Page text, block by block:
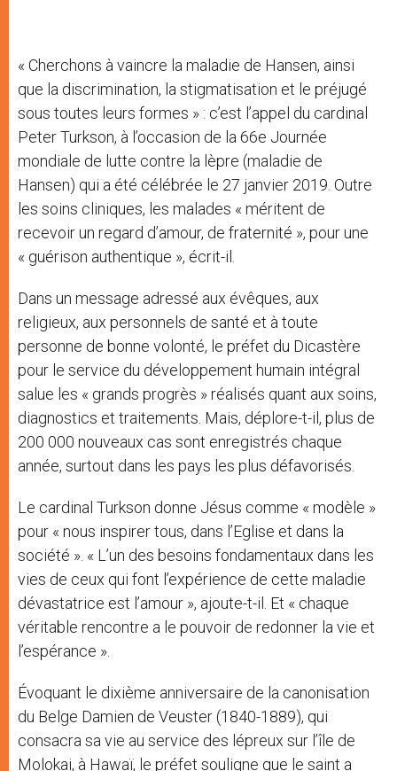
« Cherchons à vaincre la maladie de Hansen, ainsi
que la discrimination, la stigmatisation et le préjugé
sous toutes leurs formes » : c’est l’appel du cardinal
Peter Turkson, à l’occasion de la 66e Journée
mondiale de lutte contre la lèpre (maladie de
Hansen) qui a été célébrée le 27 janvier 2019. Outre
les soins cliniques, les malades « méritent de
recevoir un regard d’amour, de fraternité », pour une
« guérison authentique », écrit-il.
Dans un message adressé aux évêques, aux
religieux, aux personnels de santé et à toute
personne de bonne volonté, le préfet du Dicastère
pour le service du développement humain intégral
salue les « grands progrès » réalisés quant aux soins,
diagnostics et traitements. Mais, déplore-t-il, plus de
200 000 nouveaux cas sont enregistrés chaque
année, surtout dans les pays les plus défavorisés.
Le cardinal Turkson donne Jésus comme « modèle »
pour « nous inspirer tous, dans l’Eglise et dans la
société ». « L’un des besoins fondamentaux dans les
vies de ceux qui font l’expérience de cette maladie
dévastatrice est l’amour », ajoute-t-il. Et « chaque
véritable rencontre a le pouvoir de redonner la vie et
l’espérance ».
Évoquant le dixième anniversaire de la canonisation
du Belge Damien de Veuster (1840-1889), qui
consacra sa vie au service des lépreux sur l’île de
Molokai, à Hawaï, le préfet souligne que le saint a